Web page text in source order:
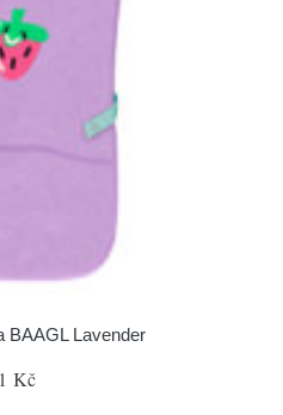
BAAGL Lavender
Kč